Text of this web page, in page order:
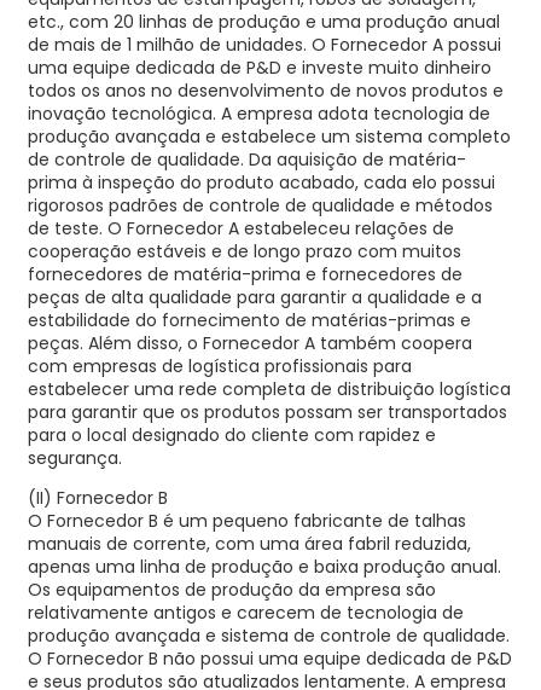
etc., com 20 linhas de produção e uma produção anual
de mais de 1 milhão de unidades. O Fornecedor A possui
uma equipe dedicada de P&D e investe muito dinheiro
todos os anos no desenvolvimento de novos produtos e
inovação tecnológica. A empresa adota tecnologia de
produção avançada e estabelece um sistema completo
de controle de qualidade. Da aquisição de matéria-
prima à inspeção do produto acabado, cada elo possui
rigorosos padrões de controle de qualidade e métodos
de teste. O Fornecedor A estabeleceu relações de
cooperação estáveis ​​e de longo prazo com muitos
fornecedores de matéria-prima e fornecedores de
peças de alta qualidade para garantir a qualidade e a
estabilidade do fornecimento de matérias-primas e
peças. Além disso, o Fornecedor A também coopera
com empresas de logística profissionais para
estabelecer uma rede completa de distribuição logística
para garantir que os produtos possam ser transportados
para o local designado do cliente com rapidez e
segurança.
(II) Fornecedor B
O Fornecedor B é um pequeno fabricante de talhas
manuais de corrente, com uma área fabril reduzida,
apenas uma linha de produção e baixa produção anual.
Os equipamentos de produção da empresa são
relativamente antigos e carecem de tecnologia de
produção avançada e sistema de controle de qualidade.
O Fornecedor B não possui uma equipe dedicada de P&D
e seus produtos são atualizados lentamente. A empresa